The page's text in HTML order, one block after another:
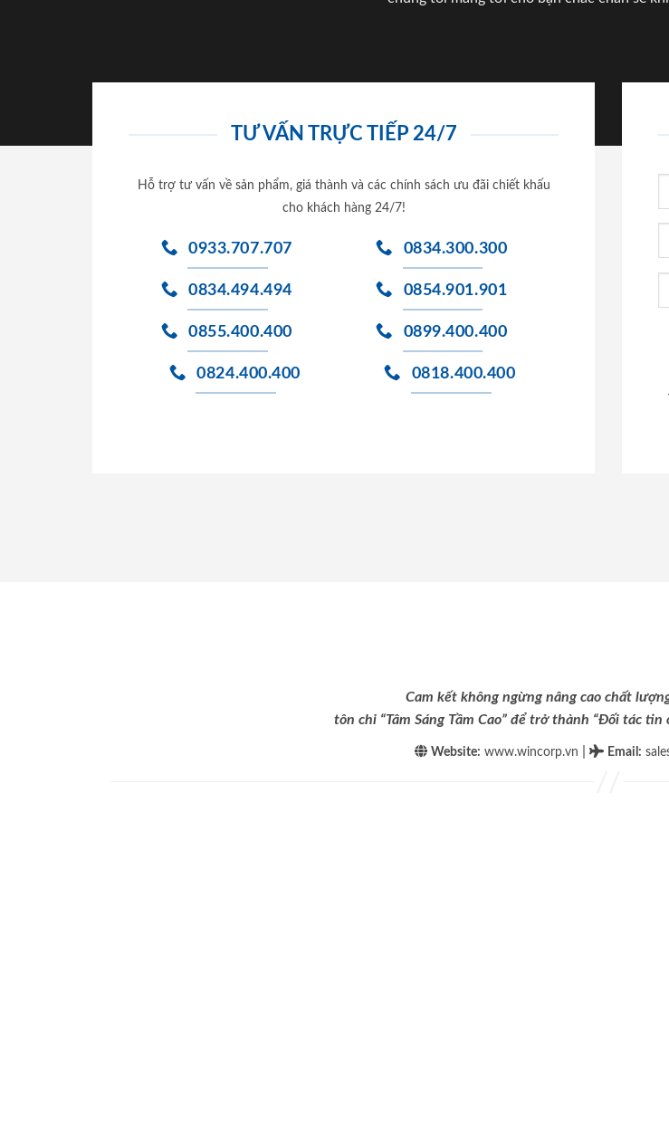
TƯ VẤN TRỰC TIẾP 24/7
Hỗ trợ tư vấn về sản phẩm, giá thành và các chính sách ưu đãi chiết khấu
cho khách hàng 24/7!
0933.707.707
0834.494.494
0855.400.400
0824.400.400
0834.300.300
0854.901.901
0899.400.400
0818.400.400
Cam kết không ngừng nâng cao chất
tôn chỉ “Tâm Sáng Tầm Cao” để trở thành “Đối tác
Website: www.wincorp.vn Email :